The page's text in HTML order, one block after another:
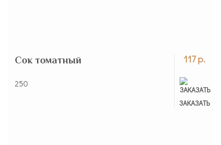
117 р.
ЗАКАЗАТЬ
ЗАКАЗАНО
Сок томатный
250